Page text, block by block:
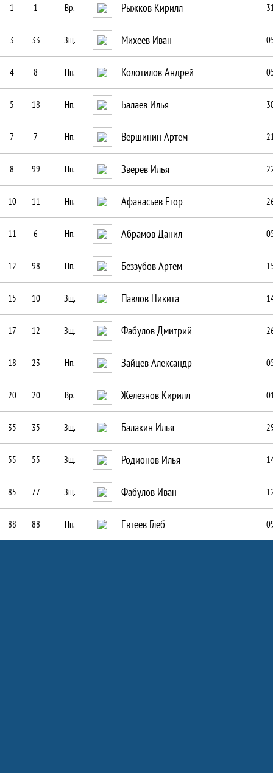
1 1 Вр. Рыжков Кирилл
3 33 Зщ. Михеев Иван
4 8 Нп. Колотилов Андрей
5 18 Нп. Балаев Илья
7 7 Нп. Вершинин Артем
8 99 Нп. Зверев Илья
10 11 Нп. Афанасьев Егор
11 6 Нп. Абрамов Данил
12 98 Нп. Беззубов Артем
15 10 Зщ. Павлов Никита
17 12 Зщ. Фабулов Дмитрий
18 23 Нп. Зайцев Александр
20 20 Вр. Железнов Кирилл
35 35 Зщ. Балакин Илья
55 55 Зщ. Родионов Илья
85 77 Зщ. Фабулов Иван
88 88 Нп. Евтеев Глеб